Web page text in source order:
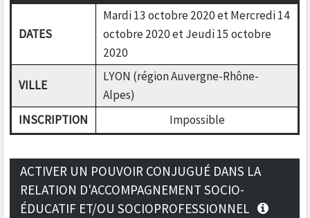
DATES
Mardi 13 octobre 2020 et Mercredi 14
octobre 2020 et Jeudi 15 octobre
2020
VILLE
LYON (région Auvergne-Rhône-
Alpes)
INSCRIPTION
Impossible
ACTIVER UN POUVOIR CONJUGUÉ DANS LA
RELATION D'ACCOMPAGNEMENT SOCIO-
ÉDUCATIF ET/OU SOCIOPROFESSIONNEL